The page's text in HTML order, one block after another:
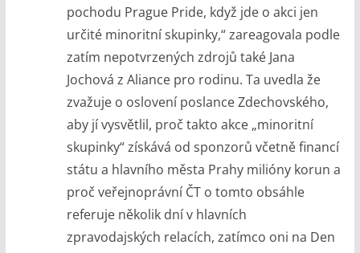
pochodu Prague Pride, když jde o akci jen
určité minoritní skupinky,“ zareagovala podle
zatím nepotvrzených zdrojů také Jana
Jochová z Aliance pro rodinu. Ta uvedla že
zvažuje o oslovení poslance Zdechovského,
aby jí vysvětlil, proč takto akce „minoritní
skupinky“ získává od sponzorů včetně financí
státu a hlavního města Prahy milióny korun a
proč veřejnoprávní ČT o tomto obsáhle
referuje několik dní v hlavních
zpravodajských relacích, zatímco oni na Den